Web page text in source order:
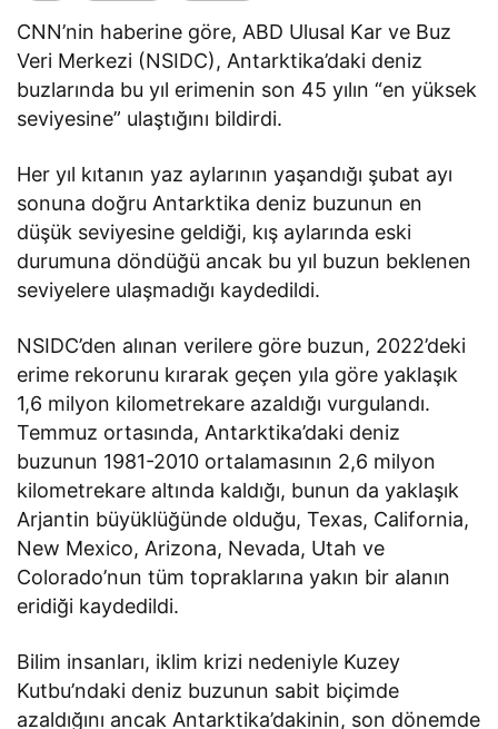
CNN’nin haberine göre, ABD Ulusal Kar ve Buz
Veri Merkezi (NSIDC), Antarktika’daki deniz
buzlarında bu yıl erimenin son 45 yılın “en yüksek
seviyesine” ulaştığını bildirdi.
Her yıl kıtanın yaz aylarının yaşandığı şubat ayı
sonuna doğru Antarktika deniz buzunun en
düşük seviyesine geldiği, kış aylarında eski
durumuna döndüğü ancak bu yıl buzun beklenen
seviyelere ulaşmadığı kaydedildi.
NSIDC’den alınan verilere göre buzun, 2022’deki
erime rekorunu kırarak geçen yıla göre yaklaşık
1,6 milyon kilometrekare azaldığı vurgulandı.
Temmuz ortasında, Antarktika’daki deniz
buzunun 1981-2010 ortalamasının 2,6 milyon
kilometrekare altında kaldığı, bunun da yaklaşık
Arjantin büyüklüğünde olduğu, Texas, California,
New Mexico, Arizona, Nevada, Utah ve
Colorado’nun tüm topraklarına yakın bir alanın
eridiği kaydedildi.
Bilim insanları, iklim krizi nedeniyle Kuzey
Kutbu’ndaki deniz buzunun sabit biçimde
azaldığını ancak Antarktika’dakinin, son dönemde